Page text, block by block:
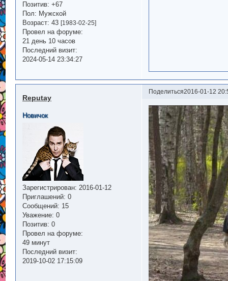
Позитив: +67
Пол: Мужской
Возраст: 43 [1983-02-25]
Провел на форуме:
21 день 10 часов
Последний визит:
2024-05-14 23:34:27
Поделиться2016-01-12
Reputay
Новичок
Зарегистрирован: 2016-01-12
Приглашений: 0
Сообщений: 15
Уважение: 0
Позитив: 0
Провел на форуме:
49 минут
Последний визит:
2019-10-02 17:15:09